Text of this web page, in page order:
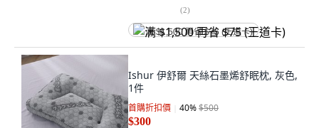
(2)
满 $1,500 再省 $75 (王道卡)
Ishur 伊舒爾 天絲石墨烯舒眠枕, 灰色,
1件
首購折扣價 40%$500
$300